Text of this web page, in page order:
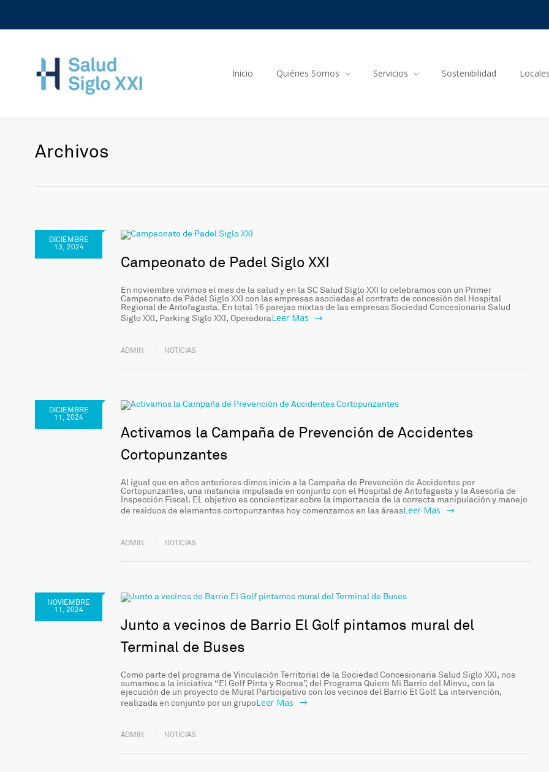
Inicio Quiénes Somos Servicios Sostenibilidad
Archivos
DICIEMBRE
13, 2024
Campeonato de Padel Siglo XXI
En noviembre vivimos el mes de la salud y en la SC Salud Siglo XXI lo celebramos con un Primer
Campeonato de Pádel Siglo XXI con las empresas asociadas al contrato de concesión del Hospital
Regional de Antofagasta. En total 16 parejas mixtas de las empresas Sociedad Concesionaria Salud
Siglo XXI, Parking Siglo XXI, OperadoraLeer Mas
ADMIN NOTICIAS
DICIEMBRE
11, 2024
Activamos la Campaña de Prevención de Accidentes
Cortopunzantes
Al igual que en años anteriores dimos inicio a la Campaña de Prevención de Accidentes por
Cortopunzantes, una instancia impulsada en conjunto con el Hospital de Antofagasta y la Asesoría de
Inspección Fiscal. EL objetivo es concientizar sobre la importancia de la correcta manipulación y manejo
de residuos de elementos cortopunzantes hoy comenzamos en las áreasLeer Mas
ADMIN NOTICIAS
NOVIEMBRE
11, 2024
Junto a vecinos de Barrio El Golf pintamos mural del
Terminal de Buses
Como parte del programa de Vinculación Territorial de la Sociedad Concesionaria Salud Siglo XXI, nos
sumamos a la iniciativa “El Golf Pinta y Recrea”, del Programa Quiero Mi Barrio del Minvu, con la
ejecución de un proyecto de Mural Participativo con los vecinos del Barrio El Golf. La intervención,
realizada en conjunto por un grupoLeer Mas
ADMIN NOTICIAS